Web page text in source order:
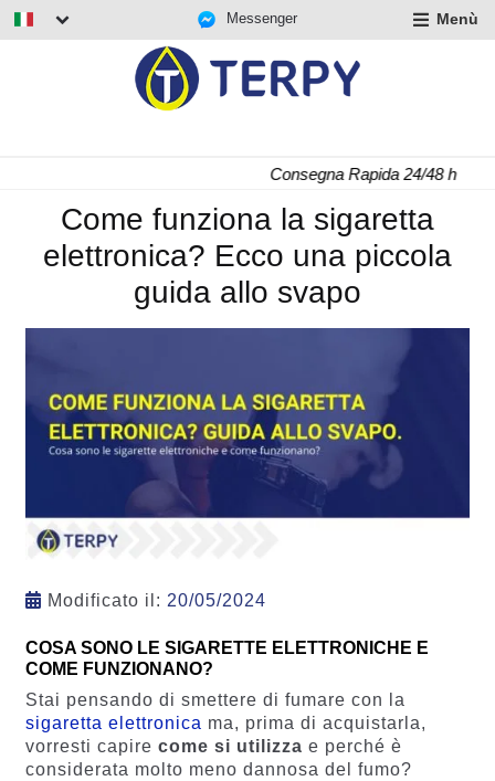
Messenger Menù
Consegna Rapida 24/48 h
Come funziona la sigaretta
elettronica? Ecco una piccola
guida allo svapo
Modificato il: 20/05/2024
COSA SONO LE SIGARETTE ELETTRONICHE E
COME FUNZIONANO?
Stai pensando di smettere di fumare con la
sigaretta elettronica ma, prima di acquistarla,
vorresti capire come si utilizza e perché è
considerata molto meno dannosa del fumo?